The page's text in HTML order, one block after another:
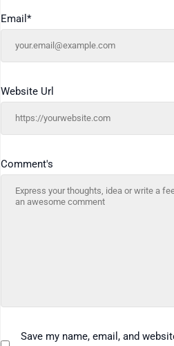
Comment's
Email *
Website Url
Save my name, email, and